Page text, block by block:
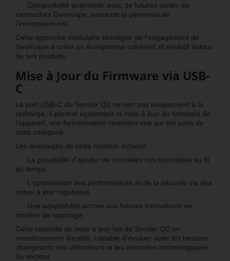
·
Compatibilité potentielle avec de futures séries de
cartouches Geekvape, assurant la pérennité de
l'investissement.
Cette approche modulaire témoigne de l'engagement de
Geekvape à créer un écosystème cohérent et évolutif autour
de ses produits.
Mise à Jour du Firmware via USB-
C
Le port USB-C du Sonder Q2 ne sert pas uniquement à la
recharge. Il permet également la mise à jour du firmware de
l'appareil, une fonctionnalité rarement vue sur les pods de
cette catégorie.
Les avantages de cette fonction incluent :
·
La possibilité d'ajouter de nouvelles fonctionnalités au fil
du temps.
·
L'optimisation des performances et de la sécurité via des
mises à jour régulières.
·
Une adaptabilité accrue aux futures innovations en
matière de vapotage.
Cette capacité de mise à jour fait du Sonder Q2 un
investissement durable, capable d'évoluer avec les besoins
changeants des utilisateurs et les avancées technologiques
du secteur.